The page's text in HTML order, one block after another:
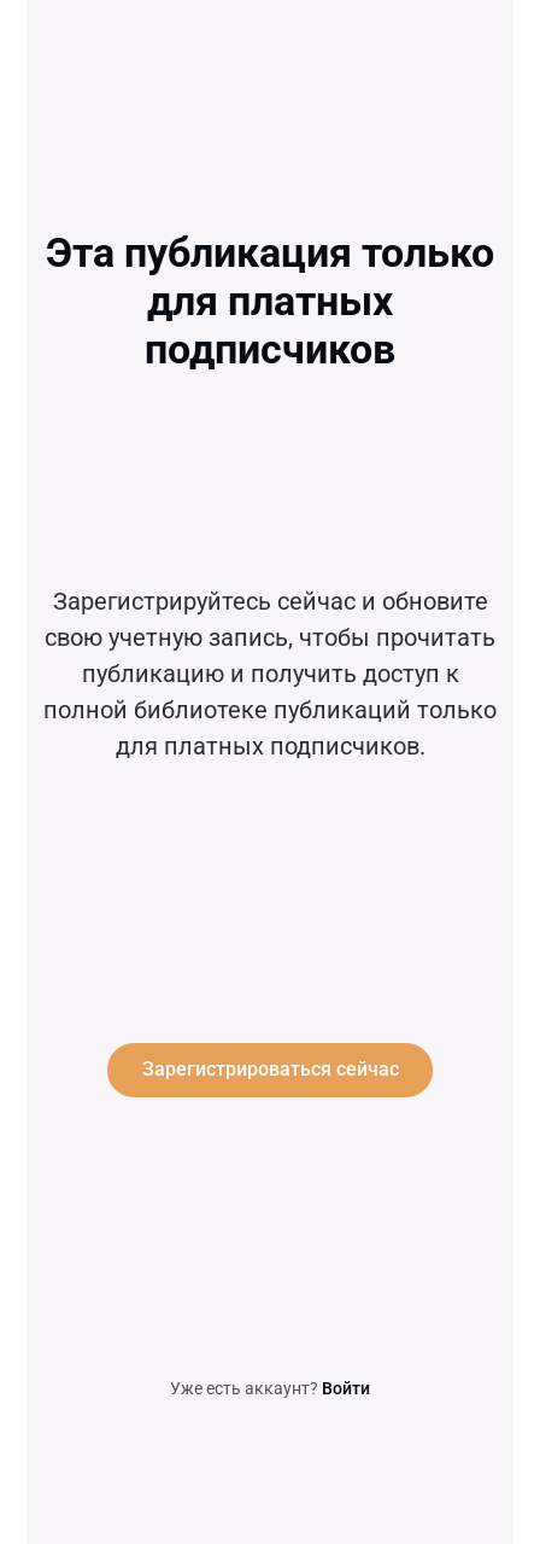
Эта публикация только
для платных
подписчиков
Зарегистрируйтесь сейчас и обновите
свою учетную запись, чтобы прочитать
публикацию и получить доступ к
полной библиотеке публикаций только
для платных подписчиков.
Зарегистрироваться сейчас
Уже есть аккаунт? Войти